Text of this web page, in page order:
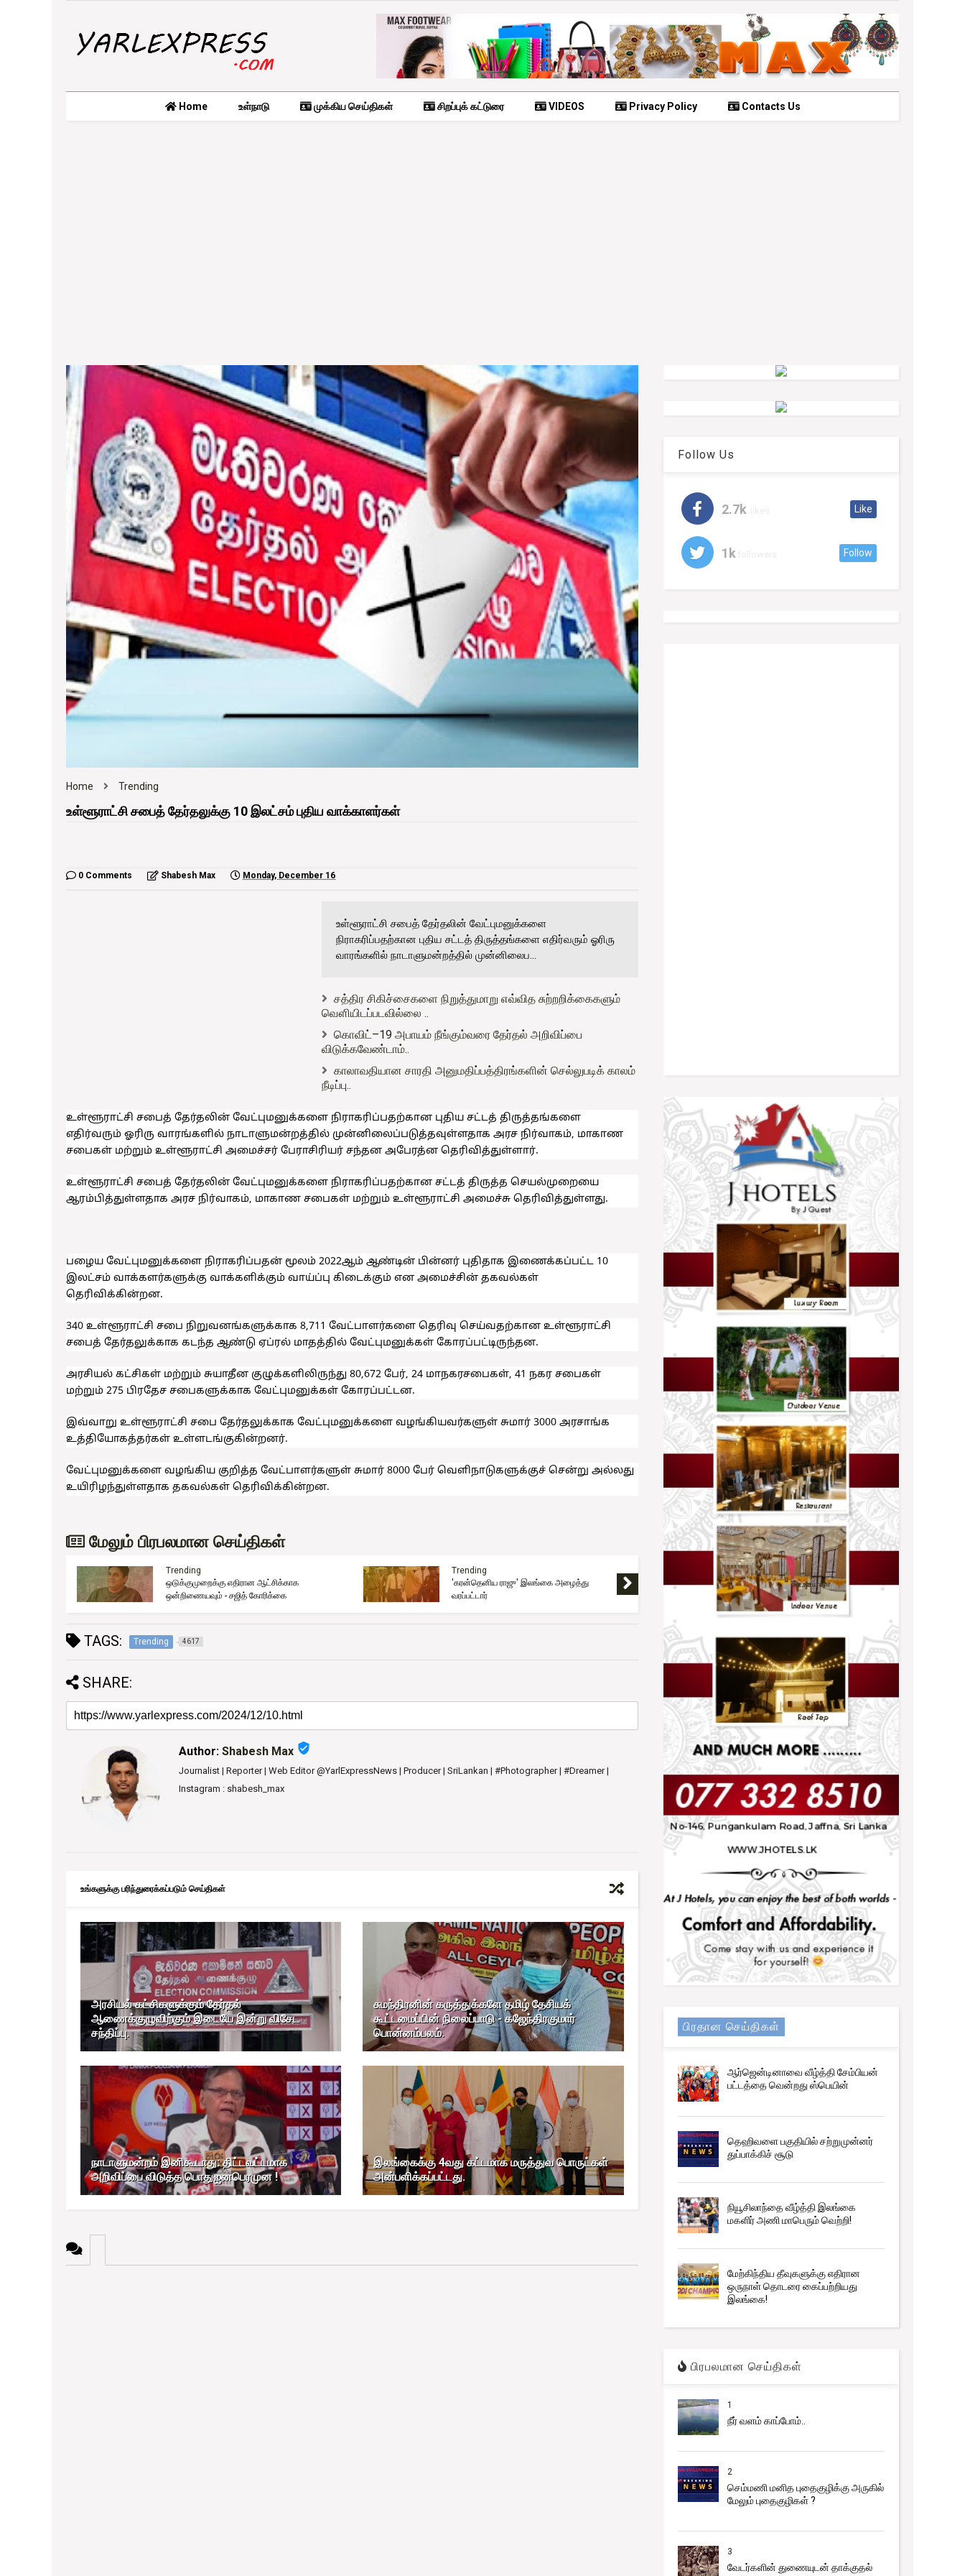
Home உள்நாடு முக்கிய செய்திகள் சிறப்புக் கட்டுரை VIDEOS Privacy Policy Contacts Us
Home Trending
உள்ளூராட்சி சபைத் தேர்தலுக்கு 10 இலட்சம் புதிய வாக்காளர்கள்
0 Comments Shabesh Max Monday, December 16
உள்ளூராட்சி சபைத் தேர்தலின் வேட்புமனுக்களை
நிராகரிப்பதற்கான புதிய சட்டத் திருத்தங்களை எதிர்வரும் ஓரிரு
வாரங்களில் நாடாளுமன்றத்தில் முன்னிலைப...
சத்திர சிகிச்சைகளை நிறுத்துமாறு எவ்வித சுற்றறிக்கைகளும்
வௌியிடப்படவில்லை ..
கொவிட்–19 அபாயம் நீங்கும்வரை தேர்தல் அறிவிப்பை
விடுக்கவேண்டாம்..
காலாவதியான சாரதி அனுமதிப்பத்திரங்களின் செல்லுபடிக் காலம்
நீடிப்பு..
உள்ளூராட்சி சபைத் தேர்தலின் வேட்புமனுக்களை நிராகரிப்பதற்கான புதிய சட்டத் திருத்தங்களை
எதிர்வரும் ஓரிரு வாரங்களில் நாடாளுமன்றத்தில் முன்னிலைப்படுத்தவுள்ளதாக அரச நிர்வாகம், மாகாண
சபைகள் மற்றும் உள்ளூராட்சி அமைச்சர் பேராசிரியர் சந்தன அபேரத்ன தெரிவித்துள்ளார்.
உள்ளூராட்சி சபைத் தேர்தலின் வேட்புமனுக்களை நிராகரிப்பதற்கான சட்டத் திருத்த செயல்முறையை
ஆரம்பித்துள்ளதாக அரச நிர்வாகம், மாகாண சபைகள் மற்றும் உள்ளூராட்சி அமைச்சு தெரிவித்துள்ளது.
பழைய வேட்புமனுக்களை நிராகரிப்பதன் மூலம் 2022ஆம் ஆண்டின் பின்னர் புதிதாக இணைக்கப்பட்ட 10
இலட்சம் வாக்களர்களுக்கு வாக்களிக்கும் வாய்ப்பு கிடைக்கும் என அமைச்சின் தகவல்கள்
தெரிவிக்கின்றன.
340 உள்ளூராட்சி சபை நிறுவனங்களுக்காக 8,711 வேட்பாளர்களை தெரிவு செய்வதற்கான உள்ளூராட்சி
சபைத் தேர்தலுக்காக கடந்த ஆண்டு ஏப்ரல் மாதத்தில் வேட்புமனுக்கள் கோரப்பட்டிருந்தன.
அரசியல் கட்சிகள் மற்றும் சுயாதீன குழுக்களிலிருந்து 80,672 பேர், 24 மாநகரசபைகள், 41 நகர சபைகள்
மற்றும் 275 பிரதேச சபைகளுக்காக வேட்புமனுக்கள் கோரப்பட்டன.
இவ்வாறு உள்ளூராட்சி சபை தேர்தலுக்காக வேட்புமனுக்களை வழங்கியவர்களுள் சுமார் 3000 அரசாங்க
உத்தியோகத்தர்கள் உள்ளடங்குகின்றனர்.
வேட்புமனுக்களை வழங்கிய குறித்த வேட்பாளர்களுள் சுமார் 8000 பேர் வெளிநாடுகளுக்குச் சென்று அல்லது
உயிரிழந்துள்ளதாக தகவல்கள் தெரிவிக்கின்றன.
மேலும் பிரபலமான செய்திகள்
Trending
ஒடுக்குமுறைக்கு எதிரான ஆட்சிக்காக
ஒன்றிணையவும் - சஜித் கோரிக்கை
Trending
'கரன்தெனிய ராஜு' இலங்கை அழைத்து
வரப்பட்டார்
Trending
நிர்ணயிக்கப்பட்ட திகதிகளில் பரீட்சைகள்
நடைபெறும் - ஆணையாளர் நாயகம்
TAGS: Trending 4617
SHARE:
Author: Shabesh Max verified_user
Journalist | Reporter | Web Editor @YarlExpressNews | Producer | SriLankan | #Photographer | #Dreamer |
Instagram : shabesh_max
உங்களுக்கு பரிந்துரைக்கப்படும் செய்திகள்
அரசியல் கட்சிகளுக்கும் தேர்தல்
ஆணைக்குழுவிற்கும் இடையே இன்று விசேட
சந்திப்பு.
சுமந்திரனின் கருத்துக்களே தமிழ் தேசியக்
கூட்டமைப்பின் நிலைப்பாடு - கஜேந்திரகுமார்
பொன்னம்பலம்.
நாடாளுமன்றம் இனிகூடாது: திட்டவட்டமாக
அறிவிப்பை விடுத்த பொதுஐனபெரமுன !
இலங்கைக்கு 4வது கட்டமாக மருத்துவ பொருட்கள்
அன்பளிக்கப்பட்டது.
Follow Us
2.7k Like
1k Follow
பிரதான செய்திகள்
ஆர்ஜென்டினாவை வீழ்த்தி சேம்பியன்
பட்டத்தை வென்றது ஸ்பெயின்
தெஹிவளை பகுதியில் சற்றுமுன்னர்
துப்பாக்கிச் சூடு
நியூசிலாந்தை வீழ்த்தி இலங்கை
மகளிர் அணி மாபெரும் வெற்றி!
மேற்கிந்திய தீவுகளுக்கு எதிரான
ஒருநாள் தொடரை கைப்பற்றியது
இலங்கை!
பிரபலமான செய்திகள்
1
நீர் வளம் காப்போம்..
2
செம்மணி மனித புதைகுழிக்கு அருகில்
மேலும் புதைகுழிகள் ?
3
வேடர்களின் துணையுடன் தாக்குதல்